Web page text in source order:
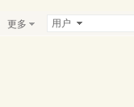
更多 用户